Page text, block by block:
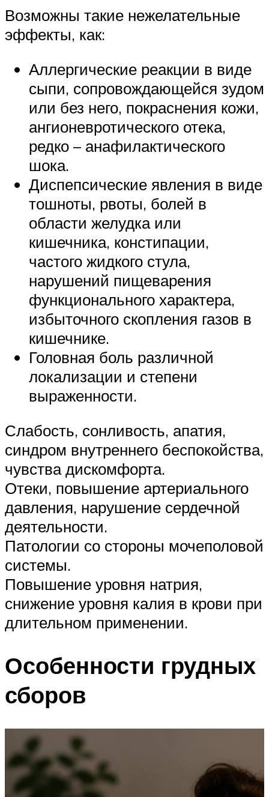
Возможны такие нежелательные
эффекты, как:
Аллергические реакции в виде
сыпи, сопровождающейся зудом
или без него, покраснения кожи,
ангионевротического отека,
редко – анафилактического
шока.
Диспепсические явления в виде
тошноты, рвоты, болей в
области желудка или
кишечника, констипации,
частого жидкого стула,
нарушений пищеварения
функционального характера,
избыточного скопления газов в
кишечнике.
Головная боль различной
локализации и степени
выраженности.
Слабость, сонливость, апатия,
синдром внутреннего беспокойства,
чувства дискомфорта.
Отеки, повышение артериального
давления, нарушение сердечной
деятельности.
Патологии со стороны мочеполовой
системы.
Повышение уровня натрия,
снижение уровня калия в крови при
длительном применении.
Особенности грудных
сборов